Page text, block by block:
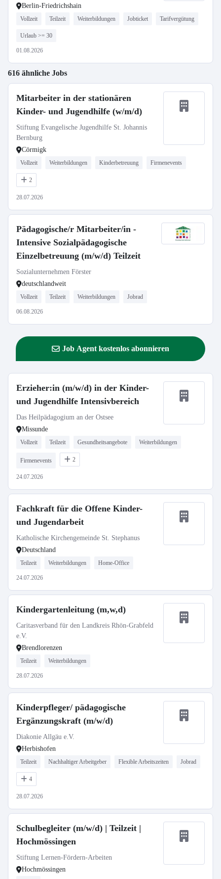
Berlin-Friedrichshain
Vollzeit Teilzeit Weiterbildungen Jobticket Tarifvergütung
Urlaub >= 30
01.08.2026
616 ähnliche Jobs
Mitarbeiter in der stationären
Kinder- und Jugendhilfe (w/m/d)
Stiftung Evangelische Jugendhilfe St. Johannis
Bernburg
Cörmigk
Vollzeit Weiterbildungen Kinderbetreuung Firmenevents
2
28.07.2026
Pädagogische/r Mitarbeiter/in -
Intensive Sozialpädagogische
Einzelbetreuung (m/w/d) Teilzeit
Sozialunternehmen Förster
deutschlandweit
Vollzeit Teilzeit Weiterbildungen Jobrad
06.08.2026
Job Agent kostenlos abonnieren
Erzieher:in (m/w/d) in der Kinder-
und Jugendhilfe Intensivbereich
Das Heilpädagogium an der Ostsee
Missunde
Vollzeit Teilzeit Gesundheitsangebote Weiterbildungen
Firmenevents 2
24.07.2026
Fachkraft für die Offene Kinder-
und Jugendarbeit
Katholische Kirchengemeinde St. Stephanus
Deutschland
Teilzeit Weiterbildungen Home-Office
24.07.2026
Kindergartenleitung (m,w,d)
Caritasverband für den Landkreis Rhön-Grabfeld
e.V.
Brendlorenzen
Teilzeit Weiterbildungen
28.07.2026
Kinderpfleger/ pädagogische
Ergänzungskraft (m/w/d)
Diakonie Allgäu e.V.
Herbishofen
Teilzeit Nachhaltiger Arbeitgeber Flexible Arbeitszeiten Jobrad
4
28.07.2026
Schulbegleiter (m/w/d) | Teilzeit |
Hochmössingen
Stiftung Lernen-Fördern-Arbeiten
Hochmössingen